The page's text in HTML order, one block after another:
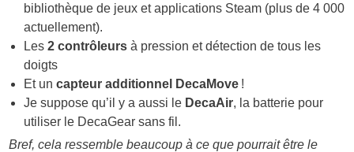
bibliothèque de jeux et applications Steam (plus de 4 000
actuellement).
Les2 contrôleurs à pression et détection de tous les
doigts
Et uncapteur additionnel DecaMove !
Je suppose qu’il y a aussi le DecaAir, la batterie pour
utiliser le DecaGear sans fil.
Bref, cela ressemble beaucoup à ce que pourrait être le